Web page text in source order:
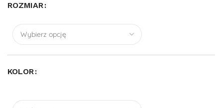
ROZMIAR
KOLOR